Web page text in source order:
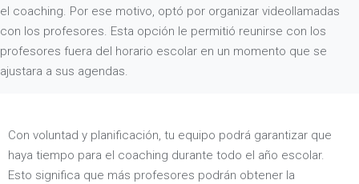
el coaching. Por ese motivo, optó por organizar videollamadas
con los profesores. Esta opción le permitió reunirse con los
profesores fuera del horario escolar en un momento que se
ajustara a sus agendas.
Con voluntad y planificación, tu equipo podrá garantizar que
haya tiempo para el coaching durante todo el año escolar.
Esto significa que más profesores podrán obtener la